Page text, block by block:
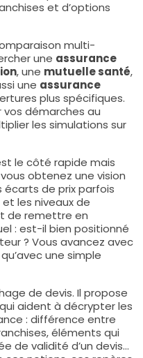
et d’options
multi-
une assurance
, une mutuelle santé,
une assurance
plus spécifiques.
vos démarches au
les simulations sur
le côté rapide mais
obtenez une vision
écarts de prix parfois
les niveaux de
de remettre en
: est-il bien positionné
? Vous avancez avec
une simple
de devis. Il propose
aident à décrypter les
: différence entre
éléments qui
de validité d’un devis…